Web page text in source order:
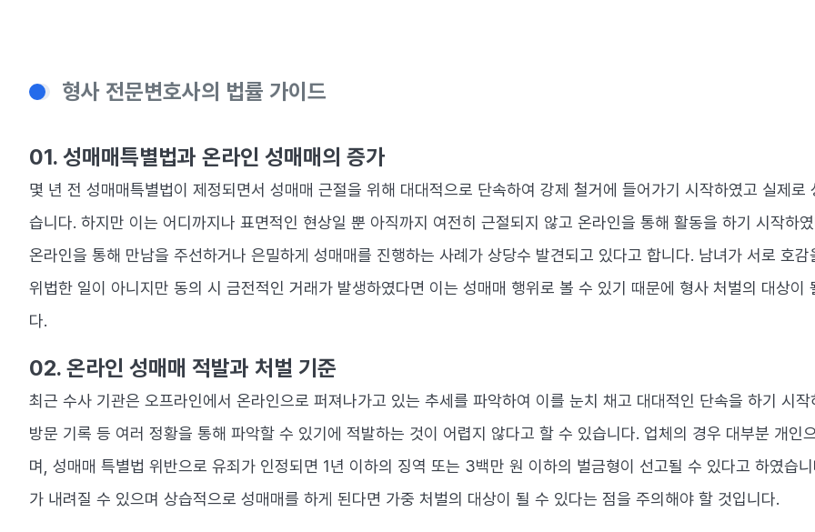
형사 전문변호사의 법률 가이드
01. 성매매특별법과 온라인 성매매의 증가
몇 년 전 성매매특별법이 제정되면서 성매매 근절을 위해 대대적으로 단속하여 강제 철거에 들어가기 시작하였고 실제
습니다. 하지만 이는 어디까지나 표면적인 현상일 뿐 아직까지 여전히 근절되지 않고 온라인을 통해 활동을 하기 시작하
온라인을 통해 만남을 주선하거나 은밀하게 성매매를 진행하는 사례가 상당수 발견되고 있다고 합니다. 남녀가 서로 호
위법한 일이 아니지만 동의 시 금전적인 거래가 발생하였다면 이는 성매매 행위로 볼 수 있기 때문에 형사 처벌의 대상이
다.
02. 온라인 성매매 적발과 처벌 기준​
최근 수사 기관은 오프라인에서 온라인으로 퍼져나가고 있는 추세를 파악하여 이를 눈치 채고 대대적인 단속을 하기 시
방문 기록 등 여러 정황을 통해 파악할 수 있기에 적발하는 것이 어렵지 않다고 할 수 있습니다. 업체의 경우 대부분 개
며, 성매매 특별법 위반으로 유죄가 인정되면 1년 이하의 징역 또는 3백만 원 이하의 벌금형이 선고될 수 있다고 하였습
가 내려질 수 있으며 상습적으로 성매매를 하게 된다면 가중 처벌의 대상이 될 수 있다는 점을 주의해야 할 것입니다.